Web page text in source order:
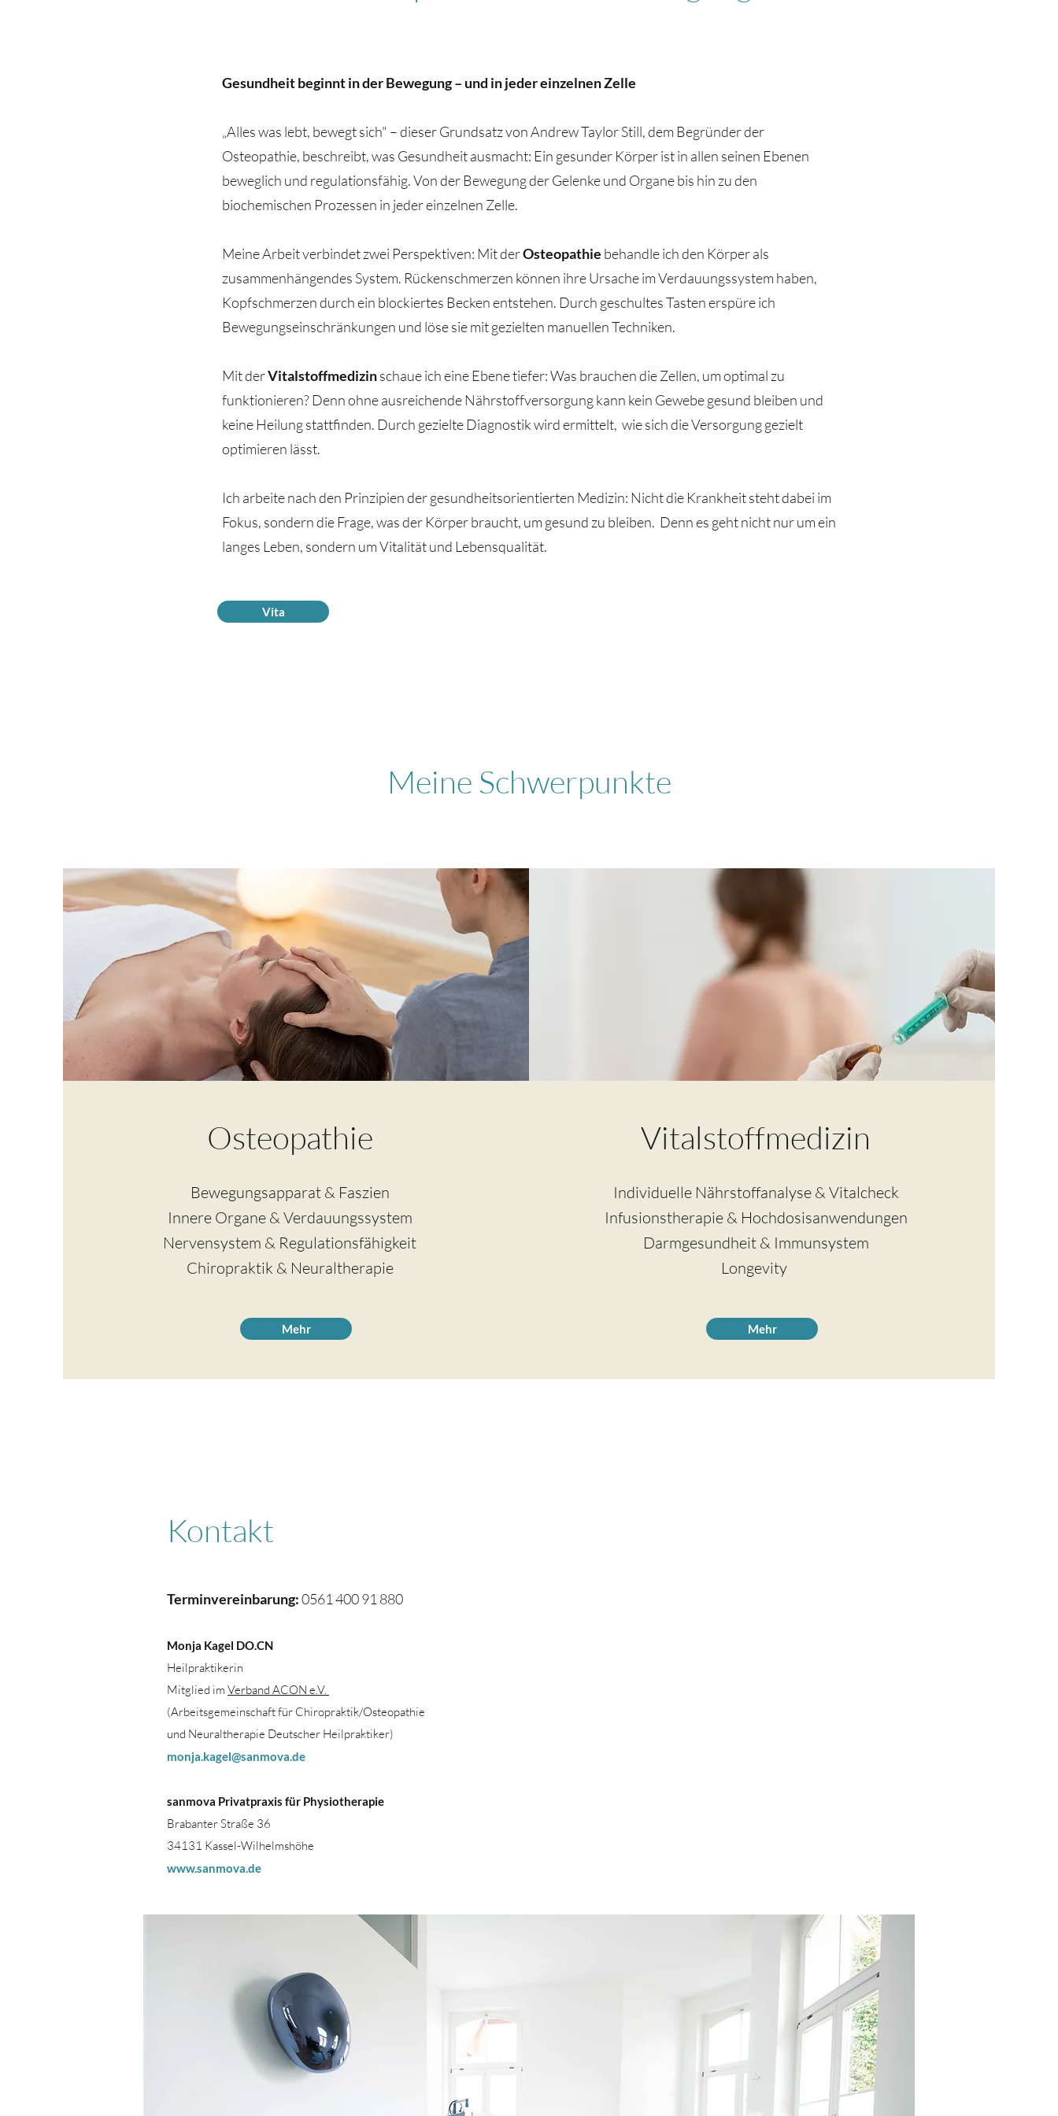
Gesundheit beginnt in der Bewegung – und in jeder einzelnen Zelle
„Alles was lebt, bewegt sich" – dieser Grundsatz von Andrew Taylor Still, dem Begründer der
Osteopathie, beschreibt, was Gesundheit ausmacht: Ein gesunder Körper ist in allen seinen Ebenen
beweglich und regulationsfähig. Von der Bewegung der Gelenke und Organe bis hin zu den
biochemischen Prozessen in jeder einzelnen Zelle.
Meine Arbeit verbindet zwei Perspektiven: Mit derOsteopathie behandle ich den Körper als
zusammenhängendes System. Rückenschmerzen können ihre Ursache im Verdauungssystem haben,
Kopfschmerzen durch ein blockiertes Becken entstehen. Durch geschultes Tasten erspüre ich
Bewegungseinschränkungen und löse sie mit gezielten manuellen Techniken.
Mit derVitalstoffmedizinschaue ich eine Ebene tiefer: Was brauchen die Zellen, um optimal zu
funktionieren? Denn ohne ausreichende Nährstoffversorgung kann kein Gewebe gesund bleiben und
keine Heilung stattfinden. Durch gezielte Diagnostik wird ermittelt, wie sich die Versorgung gezielt
optimieren lässt.
Ich arbeite nach den Prinzipien der gesundheitsorientierten Medizin: Nicht die Krankheit steht dabei im
Fokus, sondern die Frage, was der Körper braucht, um gesund zu bleiben. Denn es geht nicht nur um ein
langes Leben, sondern um Vitalität und Lebensqualität.
Vita
Meine Schwerpunkte
Osteopathie
Bewegungsapparat & Faszien
Innere Organe & Verdauungssystem
Nervensystem & Regulationsfähigkeit
Chiropraktik & Neuraltherapie
Mehr
Vitalstoffmedizin
Individuelle Nährstoffanalyse & Vitalcheck
Infusionstherapie & Hochdosisanwendungen
Darmgesundheit & Immunsystem
Longevity
Mehr
Kontakt
Terminvereinbarung:0561 400 91 880
Monja Kagel DO.CN
Heilpraktikerin
Mitglied im Verband ACON e.V.
(Arbeitsgemeinschaft für Chiropraktik/Osteopathie
und Neuraltherapie Deutscher Heilpraktiker)
monja.kagel@sanmova.de
sanmova Privatpraxis für Physiotherapie
Brabanter Straße 36
34131 Kassel-Wilhelmshöhe
www.sanmova.de